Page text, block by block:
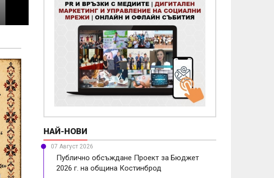
07/08/2026
НАЙ-НОВИ
07 Август 2026
Публично обсъждане Проект за Бюджет
2026 г. на община Костинброд